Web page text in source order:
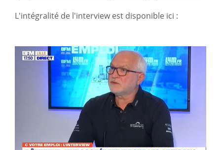
L'intégralité de l'interview est disponible ici :